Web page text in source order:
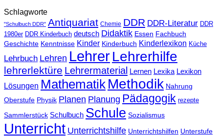
Schlagworte
"Schulbuch DDR" Antiquariat Chemie DDR DDR-Literatur DDR
1980er DDR Kinderbuch deutsch Didaktik Essen Fachbuch
Geschichte Kenntnisse Kinder Kinderbuch Kinderlexikon Küche
Lehrbuch Lehren LehrerLehrerhilfe
lehrerlektüre Lehrermaterial Lernen Lexika Lexikon
Lösungen Mathematik Methodik Nahrung
Oberstufe Physik Planen Planung Pädagogik rezepte
Sammlerstück Schulbuch Schule Sozialismus
Unterricht Unterrichtshilfe Unterrichtshilfen Unterstufe